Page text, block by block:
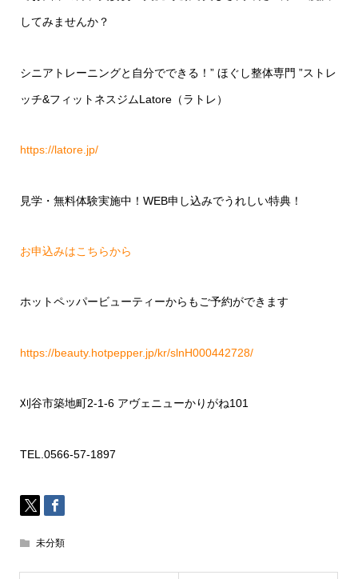
してみませんか？
シニアトレーニングと自分でできる！ ” ほぐし整体専門 ”ストレ
ッチ&フィットネスジムLatore（ラトレ）
https://latore.jp/
見学・無料体験実施中！ WEB申し込みでうれしい特典！
お申込みはこちらから
ホットペッパービューティーからもご予約ができます
https://beauty.hotpepper.jp/kr/slnH000442728/
刈谷市築地町2-1-6 アヴェニューかりがね101
TEL.0566-57-1897
未分類